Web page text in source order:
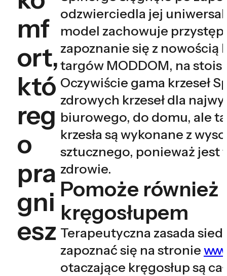
mf
ort,
któ
reg
o
pra
gni
esz
odzwierciedla jej
model zachowuje
zapoznanie się z nowością
targów MODDOM, na
Oczywiście gama krzeseł
zdrowych krzeseł dla
biurowego, do domu, ale
krzesła są wykonane z
sztucznego, ponieważ jest
zdrowie.
Pomoże
kręgosłupem
Terapeutyczna zasada
zapoznać się na stronie
otaczające kręgosłup są